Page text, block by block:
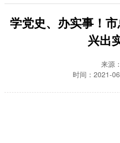
学党史、办实事！
兴出
来源：
时间：2021-